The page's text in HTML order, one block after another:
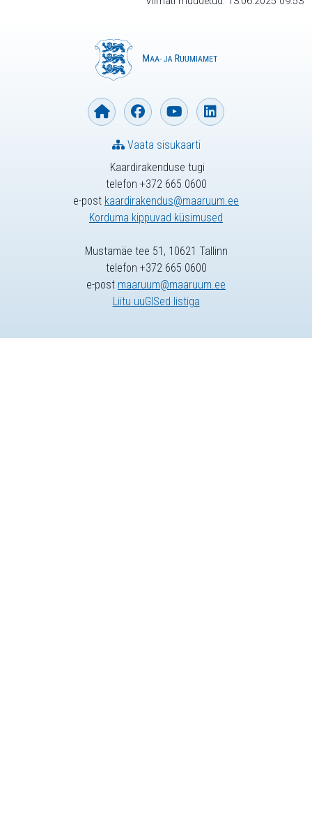
Kaardirakenduse tugi
telefon +372 665 0600
e-post kaardirakendus@maaruum.ee
Korduma kippuvad küsimused
Vaata sisukaarti
Mustamäe tee 51, 10621 Tallinn
telefon +372 665 0600
e-post maaruum@maaruum.ee
Liitu uuGISed listiga